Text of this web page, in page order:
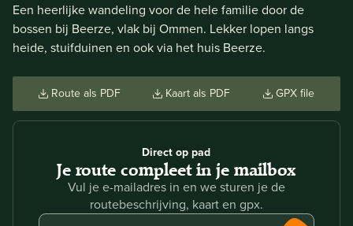
Een heerlijke wandeling voor de hele familie door de
bossen bij Beerze, vlak bij Ommen. Lekker lopen langs
heide, stuifduinen en ook via het huis Beerze.
Route als PDF Kaart als PDF GPX file
Direct op pad
Je route compleet in je mailbox
Vul je e-mailadres in en we sturen je de
routebeschrijving, kaart en gpx.